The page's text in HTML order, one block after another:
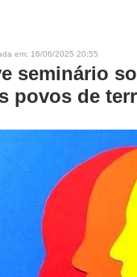
em: 16/06/2025 20:55
seminário
povos de